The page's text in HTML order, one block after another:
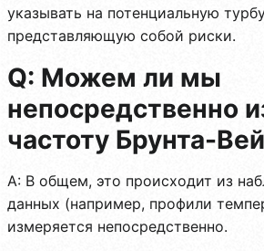
указывать на потенциальную
представляющую собой риски.
Q: Можем ли мы
непосредственно
частоту Брунта-
A: В общем, это происходит из
данных (например, профили
измеряется непосредственно.